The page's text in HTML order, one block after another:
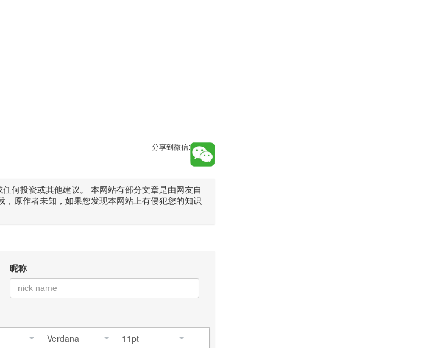
分享到微信:
何投资或其他建议。 本网站有部分文章是由网友自
原作者未知，如果您发现本网站上有侵犯您的知识
昵称
Verdana 11pt